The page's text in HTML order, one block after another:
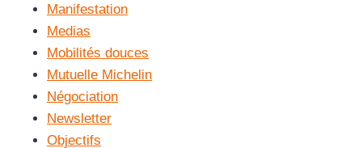
Manifestation
Medias
Mobilités douces
Mutuelle Michelin
Négociation
Newsletter
Objectifs